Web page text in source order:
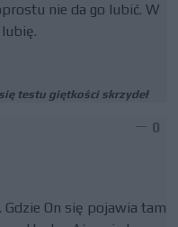
nie da go lubić. W
testu giętkości skrzydeł
0
On się pojawia tam